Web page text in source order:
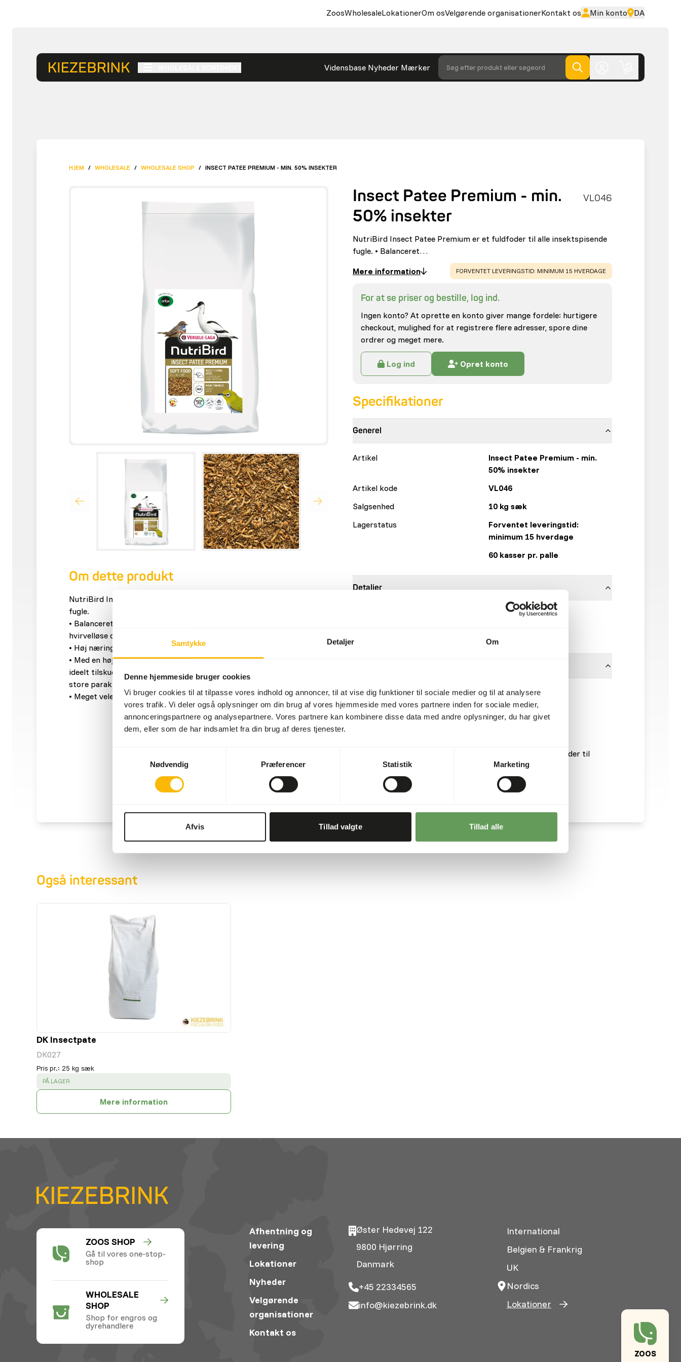
Samtykke Detaljer Om
Denne hjemmeside bruger cookies
Vi bruger cookies til at tilpasse vores indhold og annoncer, til at vise dig funktioner til sociale medier og til at analysere
vores trafik. Vi deler også oplysninger om din brug af vores hjemmeside med vores partnere inden for sociale medier,
annonceringspartnere og analysepartnere. Vores partnere kan kombinere disse data med andre oplysninger, du har givet
dem, eller som de har indsamlet fra din brug af deres tjenester.
Nødvendig
Præferencer Statistik Marketing
Afvis Tillad valgte Tillad alle
ZoosWholesaleLokationerOm osVelgørende organisationerKontakt os Min konto DA
Vidensbase Nyheder Mærker Søg efter produkt eller søgeord
ZOOS
HJEM / WHOLESALE / WHOLESALE SHOP / INSECT PATEE PREMIUM - MIN. 50% INSEKTER
Om dette produkt
NutriBird Insect Patee Premium er et fuldfoder til alle insektspisende
fugle.
• Balanceret fuldfoder med mange animalske proteiner og mindst 50%
hvirvelløse dyr.
• Høj næringsværdi og en meget god optagelse.
• Med en høj procentdel af animalske proteiner fungerer det som et
ideelt tilskudsfoder til europæiske og tropiske finker, samt til alle
store parakitter og papegøjer.
• Meget velegnet til hold og avl af vagtler, agerhøns og vadefugle.
Insect Patee Premium - min.
50% insekter
VL046
NutriBird Insect Patee Premium er et fuldfoder til alle insektspisende
fugle. • Balanceret…
Mere information
WARNING:
FORVENTET LEVERINGSTID: MINIMUM 15 HVERDAGE
For at se priser og bestille, log ind.
Ingen konto? At oprette en konto giver mange fordele: hurtigere
checkout, mulighed for at registrere flere adresser, spore dine
ordrer og meget mere.
Log ind Opret konto
Specifikationer
Generel
Artikel
Insect Patee Premium - min.
50% insekter
Artikel kode
VL046
Salgsenhed
10 kg sæk
Lagerstatus
Forventet leveringstid:
minimum 15 hverdage
60 kasser pr. palle
Detaljer
Versele Laga
• Klar til brug.
• Gives frit hele året rundt.
• Opdater regelmæssigt.
• Suppler med levende insekter. Er også et ideelt tilskudsfoder til
mange andre fuglearter.
Også interessant
DK Insectpate
DK027
Pris pr.: 25 kg sæk
SUCCESS
PÅ LAGER
Mere information
ZOOS SHOP
Gå til vores one-stop-
shop
WHOLESALE
SHOP
Shop for engros og
dyrehandlere
Afhentning og
levering
Lokationer
Nyheder
Velgørende
organisationer
Kontakt os
Øster Hedevej 122
9800 Hjørring
Danmark
+45 22334565
info@kiezebrink.dk
International
Belgien & Frankrig
UK
Nordics
Lokationer